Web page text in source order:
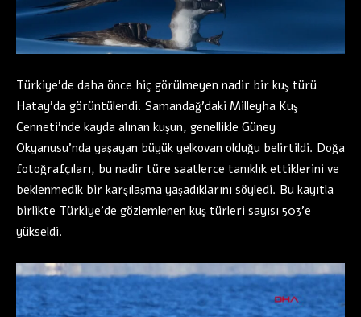
Türkiye’de daha önce hiç görülmeyen nadir bir kuş türü
Hatay’da görüntülendi. Samandağ’daki Milleyha Kuş
Cenneti’nde kayda alınan kuşun, genellikle Güney
Okyanusu’nda yaşayan büyük yelkovan olduğu belirtildi. Doğa
fotoğrafçıları, bu nadir türe saatlerce tanıklık ettiklerini ve
beklenmedik bir karşılaşma yaşadıklarını söyledi. Bu kayıtla
birlikte Türkiye’de gözlemlenen kuş türleri sayısı 503’e
yükseldi.